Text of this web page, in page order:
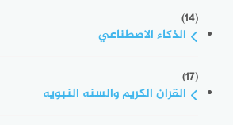
(14)
الذكاء الاصطناعي
(17)
القران الكريم والسنه النبويه